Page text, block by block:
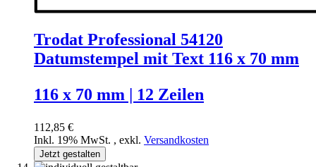
Trodat Professional 54120
Datumstempel mit Text 116 x 70 mm
116 x 70 mm | 12 Zeilen
112,85 €
Inkl. 19% MwSt. , exkl. Versandkosten
Jetzt gestalten